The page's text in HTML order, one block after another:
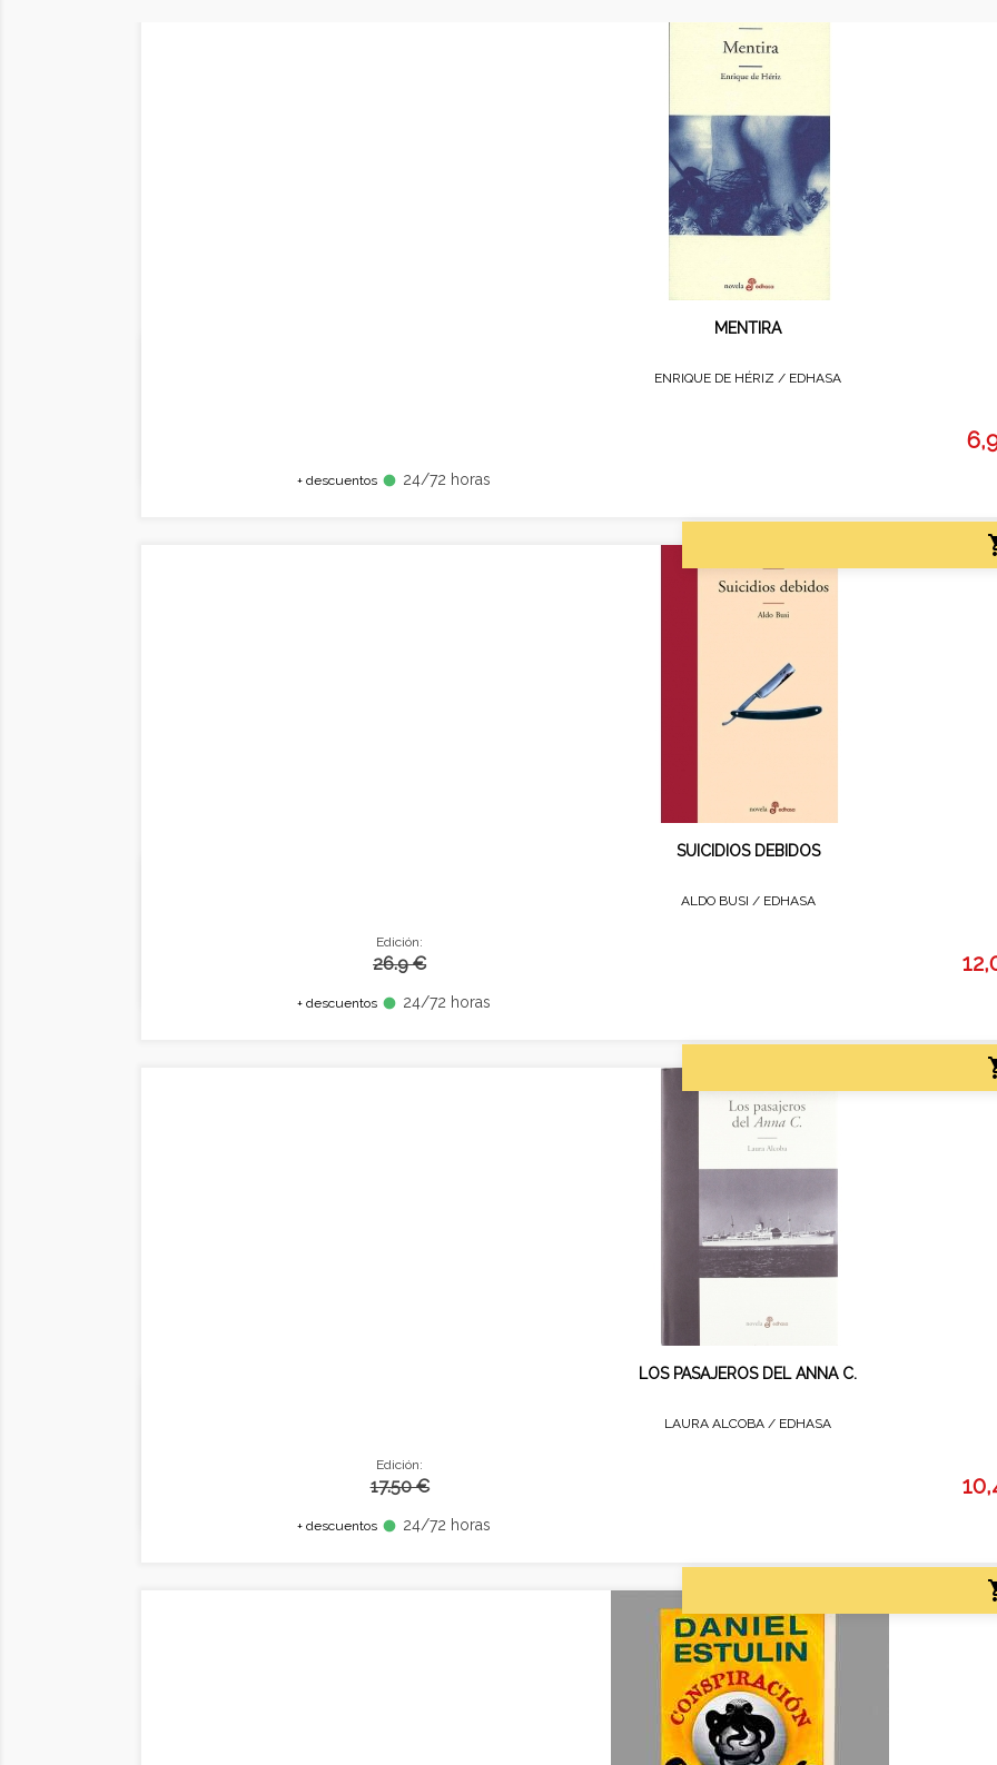
MENTIRA
ENRIQUE DE HÉRIZ / EDHASA
+ descuentos fiber_manual_record 24/72 horas
SUICIDIOS DEBIDOS
ALDO BUSI / EDHASA
Edición:
26.9 €
+ descuentos fiber_manual_record 24/72 horas
LOS PASAJEROS DEL ANNA C.
LAURA ALCOBA / EDHASA
Edición:
17.50 €
+ descuentos fiber_manual_record 24/72 horas